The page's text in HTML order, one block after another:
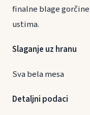
finalne blage
ustima.
Slaganje uz
Sva bela mesa
Detaljni podaci